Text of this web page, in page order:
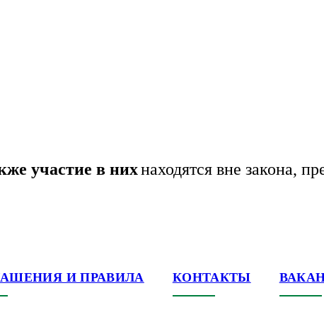
участие в нихнаходятся вне закона,
И ПРАВИЛА КОНТАКТЫ